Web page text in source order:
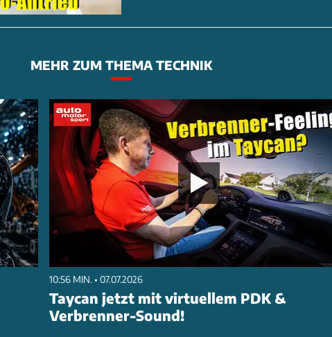
MEHR ZUM THEMA TECHNIK
10:56 MIN. • 07.07.2026
Taycan jetzt mit virtuellem PDK &
Verbrenner-Sound!